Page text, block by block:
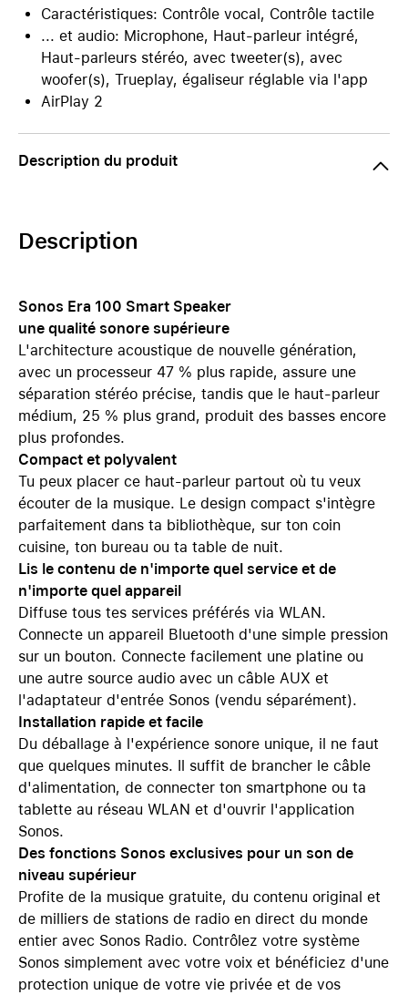
Caractéristiques: Contrôle vocal, Contrôle tactile
... et audio: Microphone, Haut-parleur intégré,
Haut-parleurs stéréo, avec tweeter(s), avec
woofer(s), Trueplay, égaliseur réglable via l'app
AirPlay 2
Description du produit
Description
Sonos Era 100 Smart Speaker
une qualité sonore supérieure
L'architecture acoustique de nouvelle génération,
avec un processeur 47 % plus rapide, assure une
séparation stéréo précise, tandis que le haut-parleur
médium, 25 % plus grand, produit des basses encore
plus profondes.
Compact et polyvalent
Tu peux placer ce haut-parleur partout où tu veux
écouter de la musique. Le design compact s'intègre
parfaitement dans ta bibliothèque, sur ton coin
cuisine, ton bureau ou ta table de nuit.
Lis le contenu de n'importe quel service et de
n'importe quel appareil
Diffuse tous tes services préférés via WLAN.
Connecte un appareil Bluetooth d'une simple pression
sur un bouton. Connecte facilement une platine ou
une autre source audio avec un câble AUX et
l'adaptateur d'entrée Sonos (vendu séparément).
Installation rapide et facile
Du déballage à l'expérience sonore unique, il ne faut
que quelques minutes. Il suffit de brancher le câble
d'alimentation, de connecter ton smartphone ou ta
tablette au réseau WLAN et d'ouvrir l'application
Sonos.
Des fonctions Sonos exclusives pour un son de
niveau supérieur
Profite de la musique gratuite, du contenu original et
de milliers de stations de radio en direct du monde
entier avec Sonos Radio. Contrôlez votre système
Sonos simplement avec votre voix et bénéficiez d'une
protection unique de votre vie privée et de vos